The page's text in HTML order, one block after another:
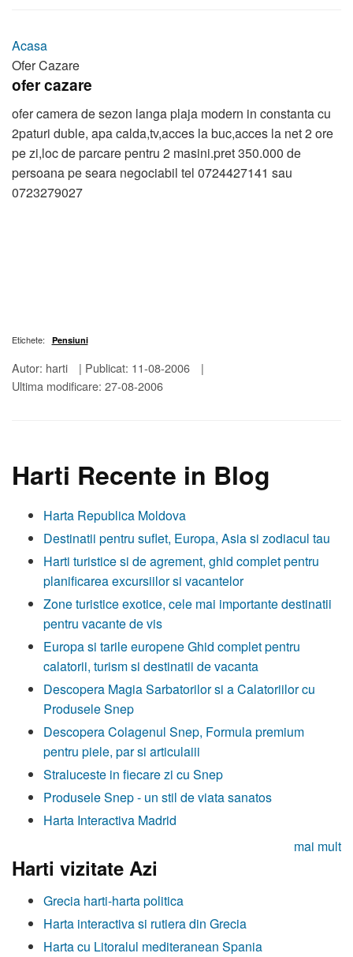
Acasa
Ofer Cazare
ofer cazare
ofer camera de sezon langa plaja modern in constanta cu
2paturi duble, apa calda,tv,acces la buc,acces la net 2 ore
pe zi,loc de parcare pentru 2 masini.pret 350.000 de
persoana pe seara negociabil tel 0724427141 sau
0723279027
Etichete: Pensiuni
Autor: harti | Publicat: 11-08-2006
|
Ultima modificare: 27-08-2006
Harti Recente in Blog
Harta Republica Moldova
Destinatii pentru suflet, Europa, Asia si zodiacul tau
Harti turistice si de agrement, ghid complet pentru
planificarea excursiilor si vacantelor
Zone turistice exotice, cele mai importante destinatii
pentru vacante de vis
Europa si tarile europene Ghid complet pentru
calatorii, turism si destinatii de vacanta
Descopera Magia Sarbatorilor si a Calatoriilor cu
Produsele Snep
Descopera Colagenul Snep, Formula premium
pentru piele, par si articulaiii
Straluceste in fiecare zi cu Snep
Produsele Snep - un stil de viata sanatos
Harta Interactiva Madrid
mai mult
Harti vizitate Azi
Grecia harti-harta politica
Harta interactiva si rutiera din Grecia
Harta cu Litoralul mediteranean Spania